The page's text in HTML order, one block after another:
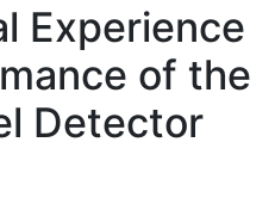
Experience
of the
Detector